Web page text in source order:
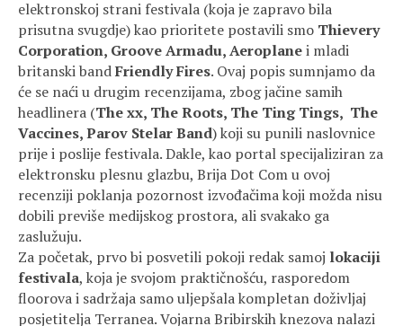
elektronskoj strani festivala (koja je zapravo bila
prisutna svugdje) kao prioritete postavili smo Thievery
Corporation, Groove Armadu, Aeroplanei mladi
britanski bandFriendly Fires. Ovaj popis sumnjamo da
će se naći u drugim recenzijama, zbog jačine samih
headlinera (The xx, The Roots, The Ting Tings, The
Vaccines, Parov Stelar Band) koji su punili naslovnice
prije i poslije festivala. Dakle, kao portal specijaliziran za
elektronsku plesnu glazbu, Brija Dot Com u ovoj
recenziji poklanja pozornost izvođačima koji možda nisu
dobili previše medijskog prostora, ali svakako ga
zaslužuju.
Za početak, prvo bi posvetili pokoji redak samoj lokaciji
festivala, koja je svojom praktičnošću, rasporedom
floorova i sadržaja samo uljepšala kompletan doživljaj
posjetitelja Terranea. Vojarna Bribirskih knezova nalazi